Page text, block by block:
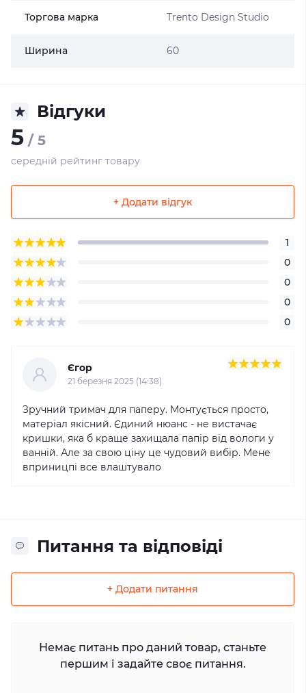
Торгова марка Trento Design Studio
Ширина 60
Відгуки
5 / 5
середній рейтинг товару
+ Додати відгук
1
0
0
0
0
Єгор
21 березня 2025 (14:38)
Зручний тримач для паперу. Монтується просто,
матеріал якісний. Єдиний нюанс - не вистачає
кришки, яка б краще захищала папір від вологи у
ванній. Але за свою ціну це чудовий вибір. Мене
вприницпі все влаштувало
Питання та відповіді
+ Додати питання
Немає питань про даний товар, станьте
першим і задайте своє питання.